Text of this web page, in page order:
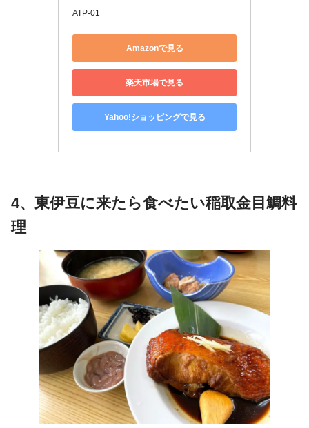
ATP-01
Amazonで見る
楽天市場で見る
Yahoo!ショッピングで見る
4、 東伊豆に来たら食べたい稲取金目鯛料
理